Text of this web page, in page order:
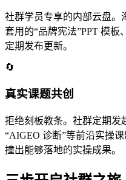
社群学员专享的内部云盘。
套用的“品牌宪法”PPT 模
定期发布更新。
🔄
真实课题共创
拒绝刻板教条。社群定期发
“AIGEO 诊断”等前沿实操
撞出能够落地的实操成果。